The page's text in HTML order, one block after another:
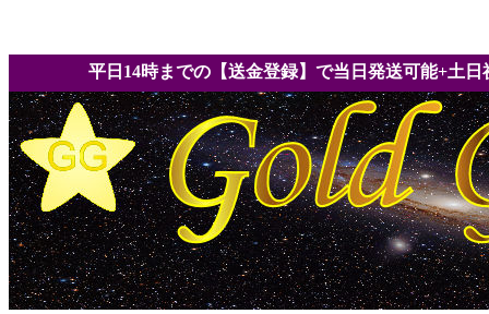
平日14時までの【送金登録】で当日発送可能+土日